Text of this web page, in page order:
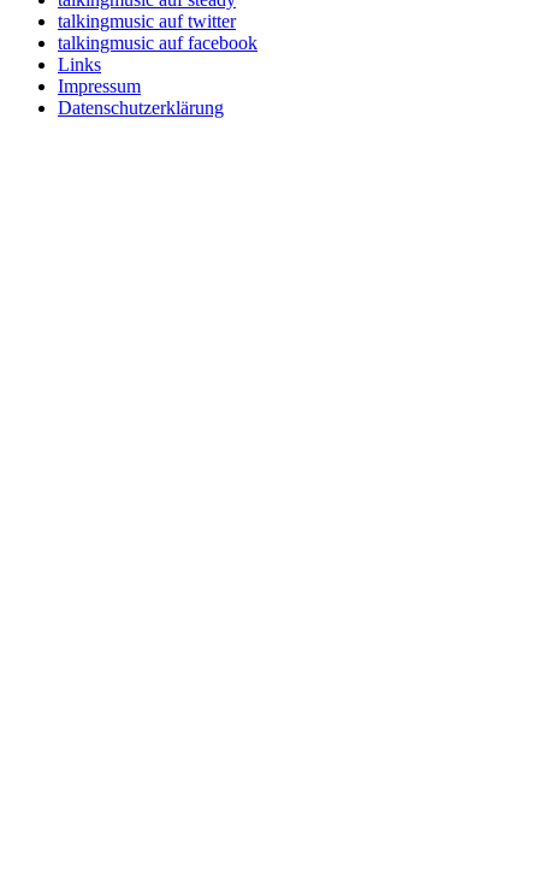
talkingmusic auf twitter
talkingmusic auf facebook
Links
Impressum
Datenschutzerklärung